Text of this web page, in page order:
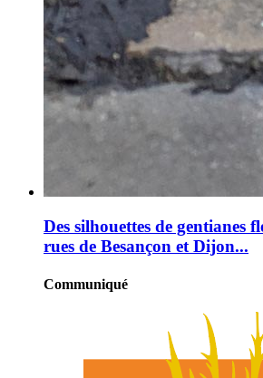
Des silhouettes de gentianes
rues de Besançon et Dijon...
Communiqué